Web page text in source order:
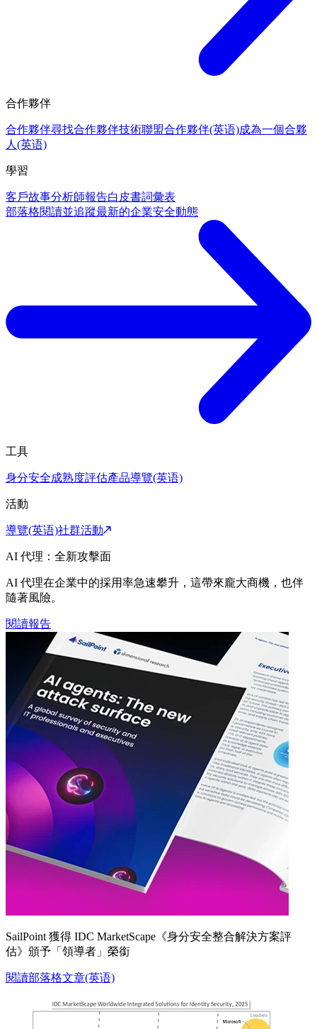
合作夥伴
合作夥伴尋找合作夥伴技術聯盟合作夥伴(英语)成為一個合夥
人(英语)
學習
客戶故事分析師報告白皮書詞彙表
部落格閱讀並追蹤最新的企業安全動態
工具
身分安全成熟度評估產品導覽(英语)
活動
導覽(英语)社群活動
AI 代理：全新攻擊面
AI 代理在企業中的採用率急速攀升，這帶來龐大商機，也伴
隨著風險。
閱讀報告
SailPoint 獲得 IDC MarketScape《身分安全整合解決方案評
估》頒予「領導者」榮銜
閱讀部落格文章(英语)